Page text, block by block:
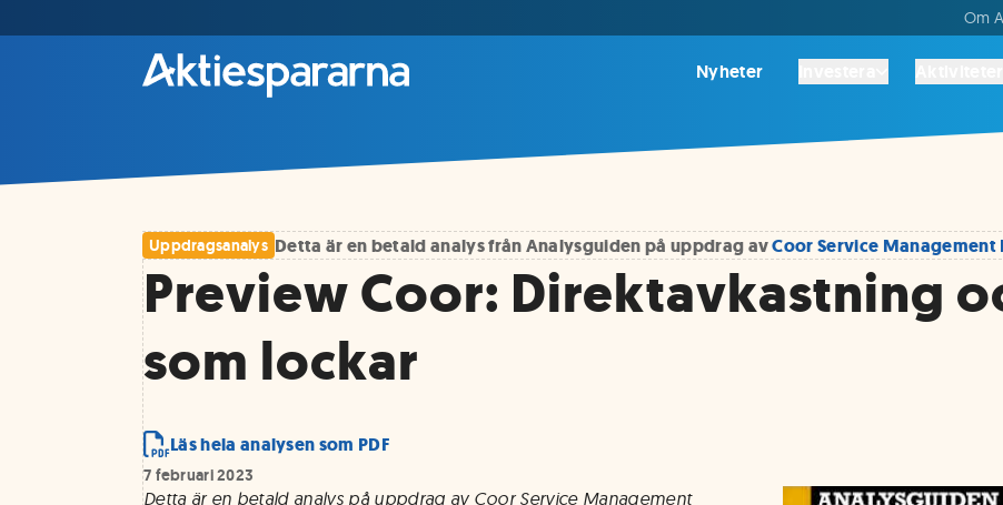
Om
Nyheter
Uppdragsanalys Detta är en betald analys från Analysguiden på uppdrag avCoor Service Management
Preview Coor: Direktavkastning
som lockar
Läs hela analysen som PDF
7 februari 2023
Detta är en betald analys på uppdrag av Coor Service Management